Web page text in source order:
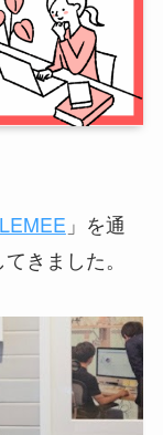
」を通
きました。